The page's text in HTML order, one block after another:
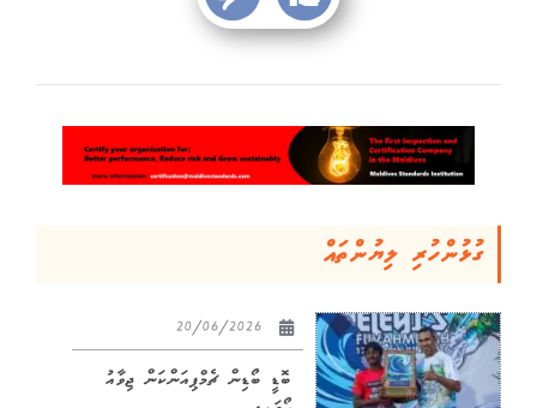
ގުޅުންހުރި ލިޔުންތައް
ބޮޑީ ބޯޑިން ޗެމްޕިއަންކަން ޖިވާއު